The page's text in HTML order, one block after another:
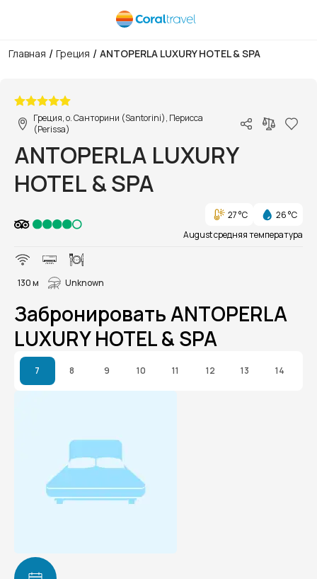
Главная / Греция / ANTOPERLA LUXURY HOTEL & SPA
Греция, о. Санторини (Santorini), Перисса
(Perissa)
ANTOPERLA LUXURY
HOTEL & SPA
27 °C
26 °C
August средняя температура
130 м Unknown
Забронировать ANTOPERLA
LUXURY HOTEL & SPA
7 8 9 10 11 12 13 14